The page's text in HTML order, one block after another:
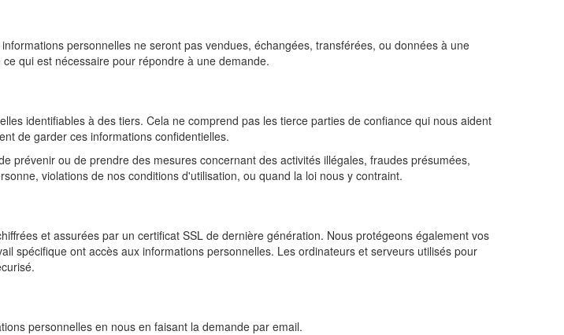
personnelles ne seront pas vendues, échangées, transférées, ou données à une
qui est nécessaire pour répondre à une demande.
identifiables à des tiers. Cela ne comprend pas les tierce parties de confiance qui nous aident
de garder ces informations confidentielles.
prévenir ou de prendre des mesures concernant des activités illégales, fraudes présumées,
violations de nos conditions d'utilisation, ou quand la loi nous y contraint.
et assurées par un certificat SSL de dernière génération. Nous protégeons également vos
spécifique ont accès aux informations personnelles. Les ordinateurs et serveurs utilisés pour
personnelles en nous en faisant la demande par email.